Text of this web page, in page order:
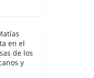
en el
de los
y